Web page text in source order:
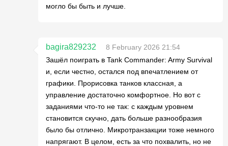
могло бы быть и лучше.
bagira829232
8 February 2026 21:54
Зашёл поиграть в Tank Commander: Army Survival
и, если честно, остался под впечатлением от
графики. Прорисовка танков классная, а
управление достаточно комфортное. Но вот с
заданиями что-то не так: с каждым уровнем
становится скучно, дать больше разнообразия
было бы отлично. Микротранзакции тоже немного
напрягают. В целом, есть за что похвалить, но не